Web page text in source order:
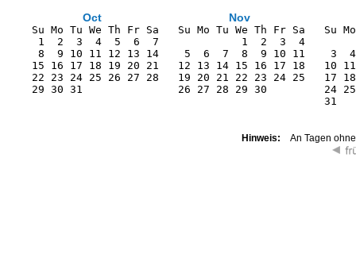
Oct Nov
Su Mo Tu We Th Fr Sa   Su Mo Tu We Th Fr Sa   Su
1  2  3  4  5  6  7             1  2  3  4
8  9 10 11 12 13 14    5  6  7  8  9 10 11    3
15 16 17 18 19 20 21   12 13 14 15 16 17 18   10
22 23 24 25 26 27 28   19 20 21 22 23 24 25   17
29 30 31               26 27 28 29 30         24
Hinweis: An Tagen